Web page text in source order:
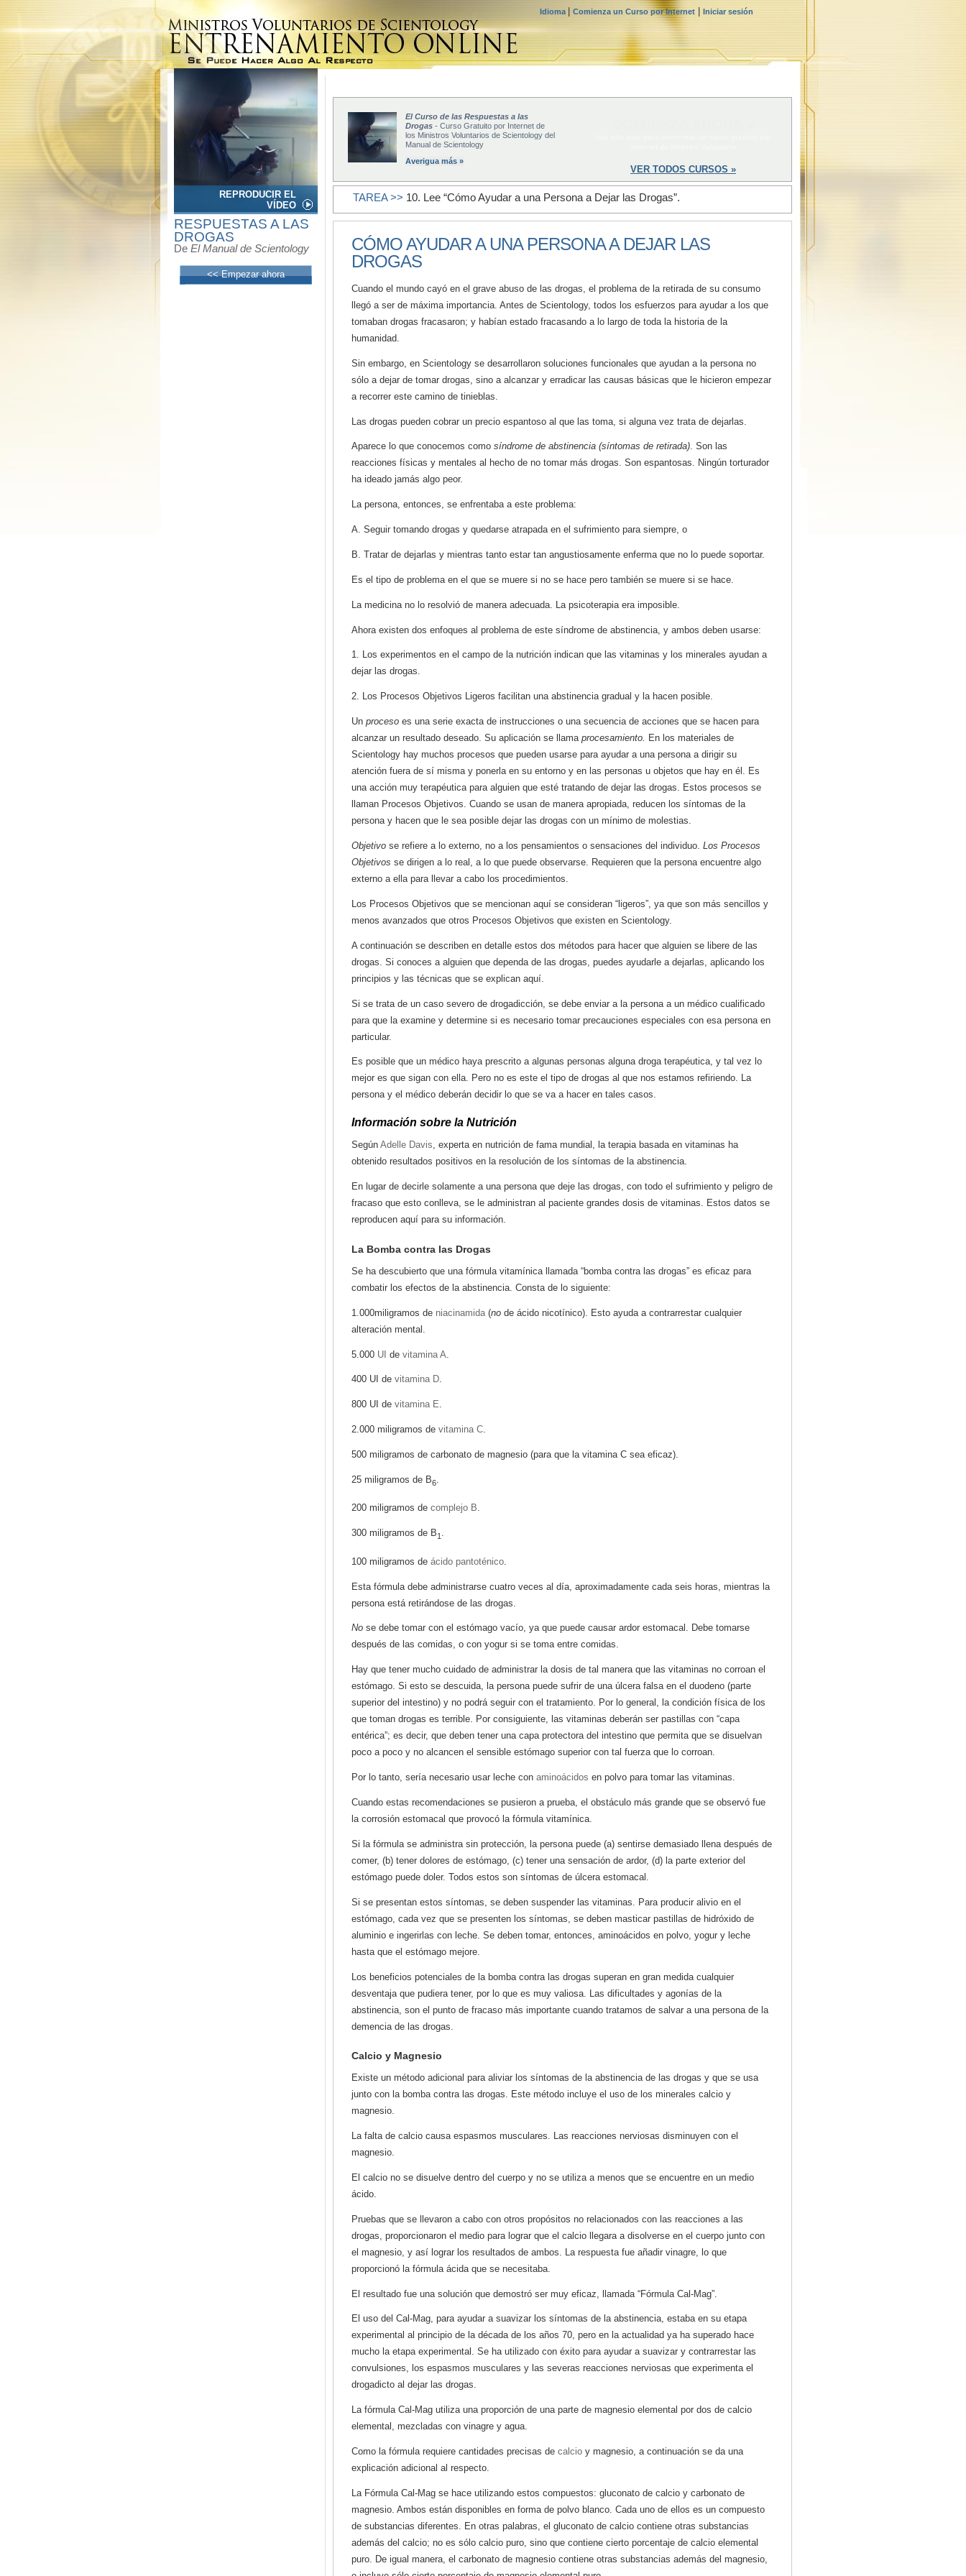
Idioma Comienza un Curso por Internet Iniciar sesión
REPRODUCIR EL
VÍDEO
RESPUESTAS A LAS
DROGAS
De El Manual de Scientology
<< Empezar ahora
El Curso de las Respuestas a las
Drogas - Curso Gratuito por Internet de
los Ministros Voluntarios de Scientology del
Manual de Scientology
Averigua más »
VER TODOS CURSOS »
TAREA >> 10. Lee “Cómo Ayudar a una Persona a Dejar las Drogas”.
CÓMO AYUDAR A UNA PERSONA A DEJAR LAS
DROGAS
Cuando el mundo cayó en el grave abuso de las drogas, el problema de la retirada de su consumo
llegó a ser de máxima importancia. Antes de Scientology, todos los esfuerzos para ayudar a los que
tomaban drogas fracasaron; y habían estado fracasando a lo largo de toda la historia de la
humanidad.
Sin embargo, en Scientology se desarrollaron soluciones funcionales que ayudan a la persona no
sólo a dejar de tomar drogas, sino a alcanzar y erradicar las causas básicas que le hicieron empezar
a recorrer este camino de tinieblas.
Las drogas pueden cobrar un precio espantoso al que las toma, si alguna vez trata de dejarlas.
Aparece lo que conocemos como síndrome de abstinencia (síntomas de retirada). Son las
reacciones físicas y mentales al hecho de no tomar más drogas. Son espantosas. Ningún torturador
ha ideado jamás algo peor.
La persona, entonces, se enfrentaba a este problema:
A. Seguir tomando drogas y quedarse atrapada en el sufrimiento para siempre, o
B. Tratar de dejarlas y mientras tanto estar tan angustiosamente enferma que no lo puede soportar.
Es el tipo de problema en el que se muere si no se hace pero también se muere si se hace.
La medicina no lo resolvió de manera adecuada. La psicoterapia era imposible.
Ahora existen dos enfoques al problema de este síndrome de abstinencia, y ambos deben usarse:
1. Los experimentos en el campo de la nutrición indican que las vitaminas y los minerales ayudan a
dejar las drogas.
2. Los Procesos Objetivos Ligeros facilitan una abstinencia gradual y la hacen posible.
Un proceso es una serie exacta de instrucciones o una secuencia de acciones que se hacen para
alcanzar un resultado deseado. Su aplicación se llama procesamiento. En los materiales de
Scientology hay muchos procesos que pueden usarse para ayudar a una persona a dirigir su
atención fuera de sí misma y ponerla en su entorno y en las personas u objetos que hay en él. Es
una acción muy terapéutica para alguien que esté tratando de dejar las drogas. Estos procesos se
llaman Procesos Objetivos. Cuando se usan de manera apropiada, reducen los síntomas de la
persona y hacen que le sea posible dejar las drogas con un mínimo de molestias.
Objetivo se refiere a lo externo, no a los pensamientos o sensaciones del individuo. Los Procesos
Objetivos se dirigen a lo real, a lo que puede observarse. Requieren que la persona encuentre algo
externo a ella para llevar a cabo los procedimientos.
Los Procesos Objetivos que se mencionan aquí se consideran “ligeros”, ya que son más sencillos y
menos avanzados que otros Procesos Objetivos que existen en Scientology.
A continuación se describen en detalle estos dos métodos para hacer que alguien se libere de las
drogas. Si conoces a alguien que dependa de las drogas, puedes ayudarle a dejarlas, aplicando los
principios y las técnicas que se explican aquí.
Si se trata de un caso severo de drogadicción, se debe enviar a la persona a un médico cualificado
para que la examine y determine si es necesario tomar precauciones especiales con esa persona en
particular.
Es posible que un médico haya prescrito a algunas personas alguna droga terapéutica, y tal vez lo
mejor es que sigan con ella. Pero no es este el tipo de drogas al que nos estamos refiriendo. La
persona y el médico deberán decidir lo que se va a hacer en tales casos.
Información sobre la Nutrición
Según Adelle Davis, experta en nutrición de fama mundial, la terapia basada en vitaminas ha
obtenido resultados positivos en la resolución de los síntomas de la abstinencia.
En lugar de decirle solamente a una persona que deje las drogas, con todo el sufrimiento y peligro de
fracaso que esto conlleva, se le administran al paciente grandes dosis de vitaminas. Estos datos se
reproducen aquí para su información.
La Bomba contra las Drogas
Se ha descubierto que una fórmula vitamínica llamada “bomba contra las drogas” es eficaz para
combatir los efectos de la abstinencia. Consta de lo siguiente:
1.000miligramos de niacinamida (no de ácido nicotínico). Esto ayuda a contrarrestar cualquier
alteración mental.
5.000 UI de vitamina A
400 UI de vitamina D.
800 UI de vitamina E.
2.000 miligramos de vitamina C.
500 miligramos de carbonato de magnesio (para que la vitamina C sea eficaz).
25 miligramos de B6
200 miligramos de complejo B.
300 miligramos de B1 .
100 miligramos de ácido pantoténico
Esta fórmula debe administrarse cuatro veces al día, aproximadamente cada seis horas, mientras la
persona está retirándose de las drogas.
No se debe tomar con el estómago vacío, ya que puede causar ardor estomacal. Debe tomarse
después de las comidas, o con yogur si se toma entre comidas.
Hay que tener mucho cuidado de administrar la dosis de tal manera que las vitaminas no corroan el
estómago. Si esto se descuida, la persona puede sufrir de una úlcera falsa en el duodeno (parte
superior del intestino) y no podrá seguir con el tratamiento. Por lo general, la condición física de los
que toman drogas es terrible. Por consiguiente, las vitaminas deberán ser pastillas con “capa
entérica”; es decir, que deben tener una capa protectora del intestino que permita que se disuelvan
poco a poco y no alcancen el sensible estómago superior con tal fuerza que lo corroan.
Por lo tanto, sería necesario usar leche con aminoácidos en polvo para tomar las vitaminas.
Cuando estas recomendaciones se pusieron a prueba, el obstáculo más grande que se observó fue
la corrosión estomacal que provocó la fórmula vitamínica.
Si la fórmula se administra sin protección, la persona puede (a) sentirse demasiado llena después de
comer, (b) tener dolores de estómago, (c) tener una sensación de ardor, (d) la parte exterior del
estómago puede doler. Todos estos son síntomas de úlcera estomacal.
Si se presentan estos síntomas, se deben suspender las vitaminas. Para producir alivio en el
estómago, cada vez que se presenten los síntomas, se deben masticar pastillas de hidróxido de
aluminio e ingerirlas con leche. Se deben tomar, entonces, aminoácidos en polvo, yogur y leche
hasta que el estómago mejore.
Los beneficios potenciales de la bomba contra las drogas superan en gran medida cualquier
desventaja que pudiera tener, por lo que es muy valiosa. Las dificultades y agonías de la
abstinencia, son el punto de fracaso más importante cuando tratamos de salvar a una persona de la
demencia de las drogas.
Calcio y Magnesio
Existe un método adicional para aliviar los síntomas de la abstinencia de las drogas y que se usa
junto con la bomba contra las drogas. Este método incluye el uso de los minerales calcio y
magnesio.
La falta de calcio causa espasmos musculares. Las reacciones nerviosas disminuyen con el
magnesio.
El calcio no se disuelve dentro del cuerpo y no se utiliza a menos que se encuentre en un medio
ácido.
Pruebas que se llevaron a cabo con otros propósitos no relacionados con las reacciones a las
drogas, proporcionaron el medio para lograr que el calcio llegara a disolverse en el cuerpo junto con
el magnesio, y así lograr los resultados de ambos. La respuesta fue añadir vinagre, lo que
proporcionó la fórmula ácida que se necesitaba.
El resultado fue una solución que demostró ser muy eficaz, llamada “Fórmula Cal-Mag”.
El uso del Cal-Mag, para ayudar a suavizar los síntomas de la abstinencia, estaba en su etapa
experimental al principio de la década de los años 70, pero en la actualidad ya ha superado hace
mucho la etapa experimental. Se ha utilizado con éxito para ayudar a suavizar y contrarrestar las
convulsiones, los espasmos musculares y las severas reacciones nerviosas que experimenta el
drogadicto al dejar las drogas.
La fórmula Cal-Mag utiliza una proporción de una parte de magnesio elemental por dos de calcio
elemental, mezcladas con vinagre y agua.
Como la fórmula requiere cantidades precisas de calcio y magnesio, a continuación se da una
explicación adicional al respecto.
La Fórmula Cal-Mag se hace utilizando estos compuestos: gluconato de calcio y carbonato de
magnesio. Ambos están disponibles en forma de polvo blanco. Cada uno de ellos es un compuesto
de substancias diferentes. En otras palabras, el gluconato de calcio contiene otras substancias
además del calcio; no es sólo calcio puro, sino que contiene cierto porcentaje de calcio elemental
puro. De igual manera, el carbonato de magnesio contiene otras substancias además del magnesio,